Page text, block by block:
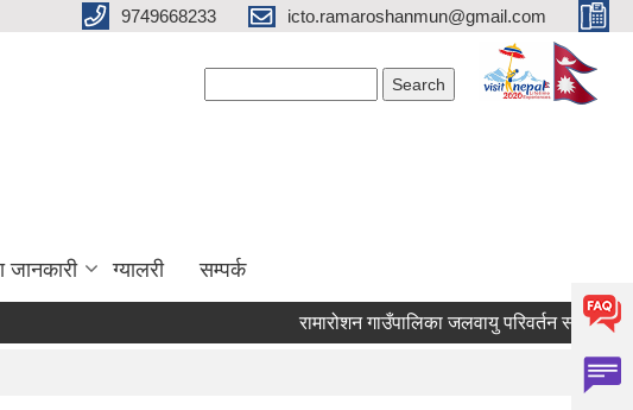
9749668233 icto.ramaroshanmun@gmail.com
जानकारी ग्यालरी सम्पर्क
रामारोशन गाउँपालिका जलवायु परिवर्तन स्थानीय